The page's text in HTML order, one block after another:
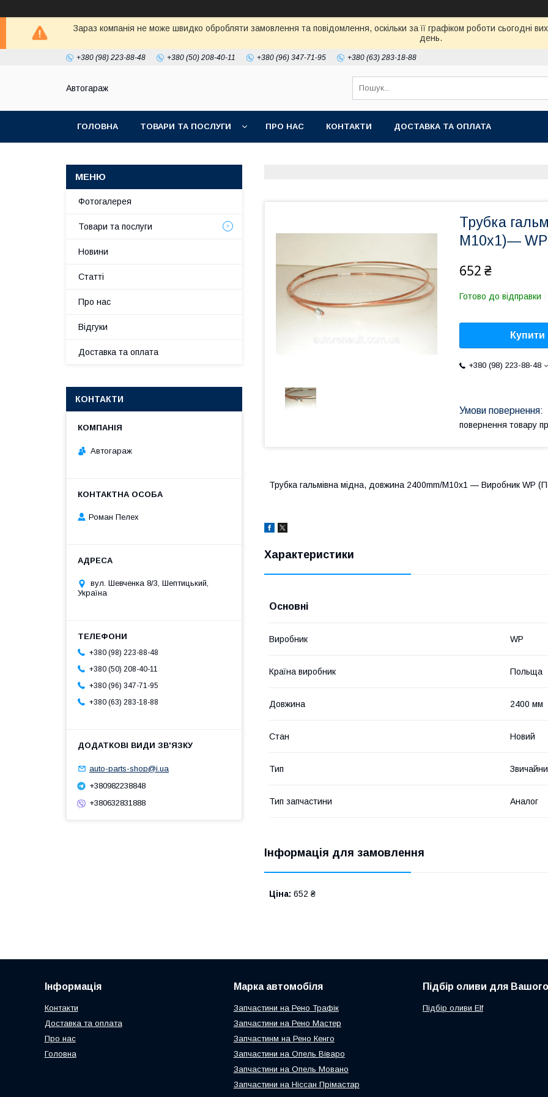
Зараз компанія не може швидко обробляти замовлення та повідомлення, оскільки за її графіком роботи сьогодні
день.
+380 (98) 223-88-48 +380 (50) 208-40-11 +380 (96) 347-71-95 +380 (63) 283-18-88
Автогараж
ГОЛОВНА ТОВАРИ ТА ПОСЛУГИ ПРО НАС КОНТАКТИ ДОСТАВКА ТА ОПЛАТА
Трубка
М10х1)—
652 ₴
Готово до відправки
Купити
+380 (98) 223-88-48
повернення товару
Трубка гальмівна мідна, довжина 2400mm/М10х1 — Виробник WP
Характеристики
Основні
Виробник WP
Країна виробник Польща
Довжина 2400 мм
Стан Новий
Тип
Тип запчастини Аналог
Інформація для замовлення
Ціна: 652 ₴
Фотогалерея
Товари та послуги
Новини
Статті
Про нас
Відгуки
Доставка та оплата
КОНТАКТИ
Автогараж
Роман Пелех
вул. Шевченка 8/3, Шептицький,
Україна
+380 (98) 223-88-48
+380 (50) 208-40-11
+380 (96) 347-71-95
+380 (63) 283-18-88
auto-parts-shop@i.ua
+380982238848
+380632831888
Інформація
Контакти
Доставка та оплата
Про нас
Головна
Марка автомобіля
Запчастини на Рено Трафік
Запчастини на Рено Мастер
Запчастинм на Рено Кенго
Запчастини на Опель Віваро
Запчастини на Опель Мовано
Запчастини на Ніссан Прімастар
Підбір оливи для
Підбір оливи Elf